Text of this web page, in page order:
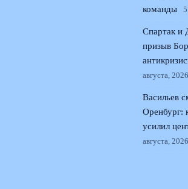
команды
Спартак и
призыв
августа, 2026
Васильев
Оренбург:
усилил
августа, 2026